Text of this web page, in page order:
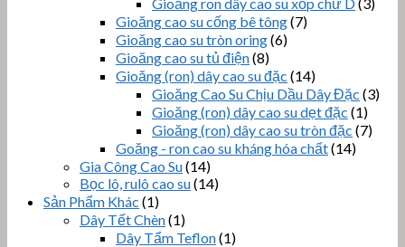
Gioăng cao su cống bê tông(7)
Gioăng cao su tròn oring(6)
Gioăng cao su tủ điện(8)
Gioăng (ron) dây cao su đặc (14)
Gioăng Cao Su Chịu Dầu Dây Đặc (3)
Gioăng (ron) dây cao su dẹt đặc (1)
Gioăng (ron) dây cao su tròn đặc (7)
Goăng - ron cao su kháng hóa chất(14)
Gia Công Cao Su(14)
Bọc lô, rulô cao su(14)
Sản Phẩm Khác (1)
Dây Tết Chèn(1)
Dây Tẩm Teflon(1)